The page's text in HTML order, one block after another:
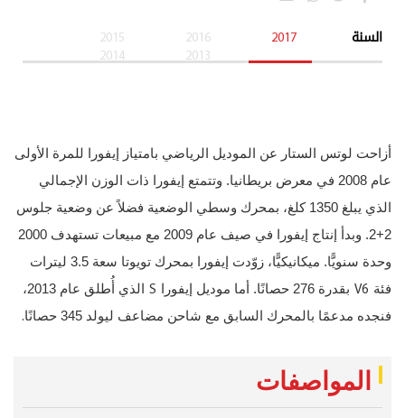
السنة 2017
2016
2015
2013
2014
أزاحت لوتس الستار عن الموديل الرياضي بامتياز إيفورا للمرة الأولى
عام 2008 في معرض بريطانيا. وتتمتع إيفورا ذات الوزن الإجمالي
الذي يبلغ 1350 كلغ، بمحرك وسطي الوضعية فضلاً عن وضعية جلوس
2+2. وبدأ إنتاج إيفورا في صيف عام 2009 مع مبيعات تستهدف 2000
وحدة سنويًّا. ميكانيكيًّا، زوّدت إيفورا بمحرك تويوتا سعة 3.5 ليترات
فئة
بقدرة 276 حصانًا. أما موديل إيفورا
الذي أُطلق عام 2013،
فنجده مدعمًا بالمحرك السابق مع شاحن مضاعف ليولد 345 حصانًا
.
المواصفات